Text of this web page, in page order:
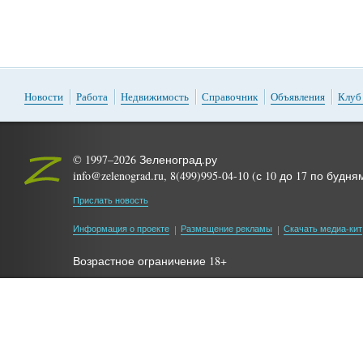
Новости Работа Недвижимость Справочник Объявления Клуб
© 1997–2026 Зеленоград.ру
info@zelenograd.ru, 8(499)995-04-10 (с 10 до 17 по
Прислать новость
Информация о проекте Размещение рекламы Скачать медиа-кит
Возрастное ограничение 18+